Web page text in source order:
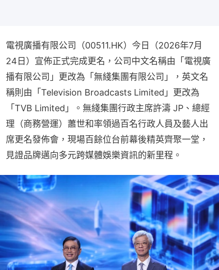
電視廣播有限公司（00511.HK）今日（2026年7月
24日）宣佈正式完成更名，公司中文名稱由「電視廣
播有限公司」更改為「無綫集團有限公司」，英文名
稱則由「Television Broadcasts Limited」更改為
「TVB Limited」。無綫集團行政主席許濤 JP、總經
理（商務營運）蕭世和率領過百名行政人員及藝人出
席更名發佈會，現場百餘位台前幕後精英齊聚一堂，
見證品牌邁向多元跨媒體娛樂資訊的新里程。